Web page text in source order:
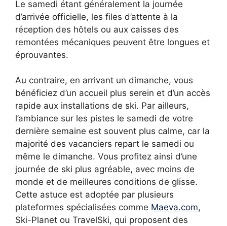
Le samedi étant généralement la journée
d’arrivée officielle, les files d’attente à la
réception des hôtels ou aux caisses des
remontées mécaniques peuvent être longues et
éprouvantes.
Au contraire, en arrivant un dimanche, vous
bénéficiez d’un accueil plus serein et d’un accès
rapide aux installations de ski. Par ailleurs,
l’ambiance sur les pistes le samedi de votre
dernière semaine est souvent plus calme, car la
majorité des vacanciers repart le samedi ou
même le dimanche. Vous profitez ainsi d’une
journée de ski plus agréable, avec moins de
monde et de meilleures conditions de glisse.
Cette astuce est adoptée par plusieurs
plateformes spécialisées comme Maeva.com,
Ski-Planet ou TravelSki, qui proposent des